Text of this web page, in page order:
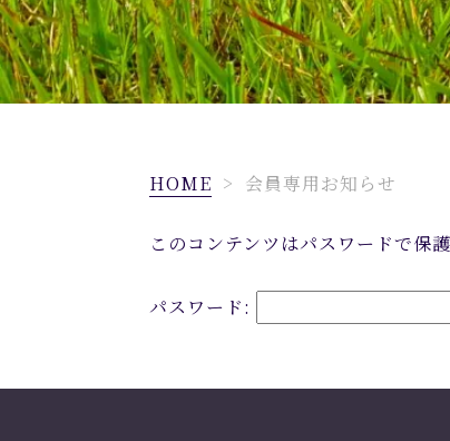
HOME > 会員専用お知らせ
このコンテンツはパスワードで保
パスワード: